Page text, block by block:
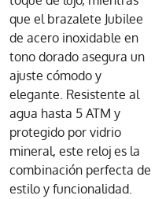
que el brazalete Jubilee
de acero inoxidable en
tono dorado asegura un
ajuste cómodo y
elegante. Resistente al
agua hasta 5 ATM y
protegido por vidrio
mineral, este reloj es la
combinación perfecta de
estilo y funcionalidad.